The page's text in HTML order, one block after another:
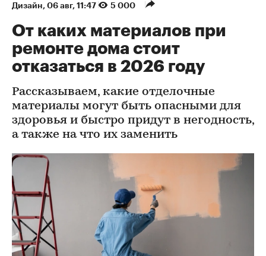
Дизайн 06 авг, 11:47 5 000
От каких материалов при
ремонте дома стоит
отказаться в 2026 году
Рассказываем, какие отделочные
материалы могут быть опасными для
здоровья и быстро придут в негодность,
а также на что их заменить